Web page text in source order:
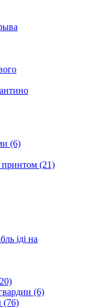
(6)
(21)
іді на
(6)
(76)